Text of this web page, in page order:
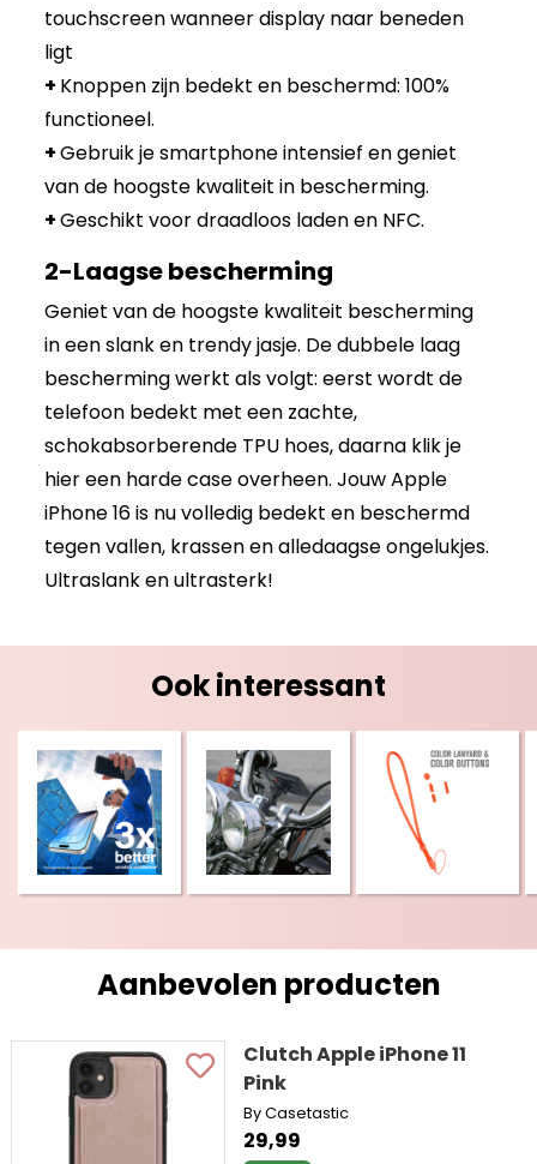
touchscreen wanneer display naar beneden
ligt
+ Knoppen zijn bedekt en beschermd: 100%
functioneel.
+Gebruik je smartphone intensief en geniet
van de hoogste kwaliteit in bescherming.
+Geschikt voor draadloos laden en NFC.
2-Laagse bescherming
Geniet van de hoogste kwaliteit bescherming
in een slank en trendy jasje. De dubbele laag
bescherming werkt als volgt: eerst wordt de
telefoon bedekt met een zachte,
schokabsorberende TPU hoes, daarna klik je
hier een harde case overheen. Jouw Apple
iPhone 16 is nu volledig bedekt en beschermd
tegen vallen, krassen en alledaagse ongelukjes.
Ultraslank en ultrasterk!
Ook interessant
Aanbevolen producten
Clutch Apple iPhone 11
Pink
By Casetastic
29,99